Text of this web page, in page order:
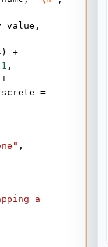
=value
) +
+
=
,
a